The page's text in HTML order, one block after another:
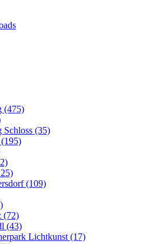
(475)
Schloss (35)
(109)
(72)
(43)
Lichtkunst (17)